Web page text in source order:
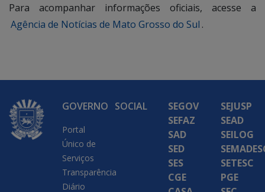
Para acompanhar informações oficiais, acesse a
Agência de Notícias de Mato Grosso do Sul .
GOVERNO
Portal
Único de
Serviços
Transparência
Diário
SOCIAL
SEGOV
SEFAZ
SAD
SED
SES
CGE
SEJUSP
SEAD
SEILOG
SETESC
PGE